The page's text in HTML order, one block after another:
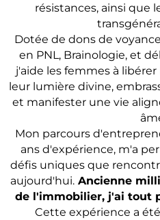
résistances, ainsi que
Dotée de dons de
en PNL, Brainologie, et
j'aide les femmes à
leur lumière divine,
et manifester une vie
Mon parcours
ans d'expérience, m'a
défis uniques que
aujourd'hui. Ancienne
de l'immobilier, j'ai tout
Cette expérience a